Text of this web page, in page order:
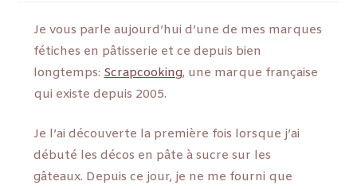
Je vous parle aujourd’hui d’une de mes marques
fétiches en pâtisserie et ce depuis bien
longtemps:Scrapcooking, une marque française
qui existe depuis 2005.
Je l’ai découverte la première fois lorsque j’ai
débuté les décos en pâte à sucre sur les
gâteaux. Depuis ce jour, je ne me fourni que